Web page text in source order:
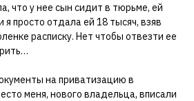
что у нее сын сидит в тюрьме, ей
просто отдала ей 18 тысяч, взяв
расписку. Нет чтобы отвезти ее
на приватизацию в
меня, нового владельца, вписали